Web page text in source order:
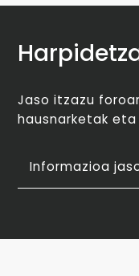
Jaso itzazu
hausnarketak eta
Informazioa